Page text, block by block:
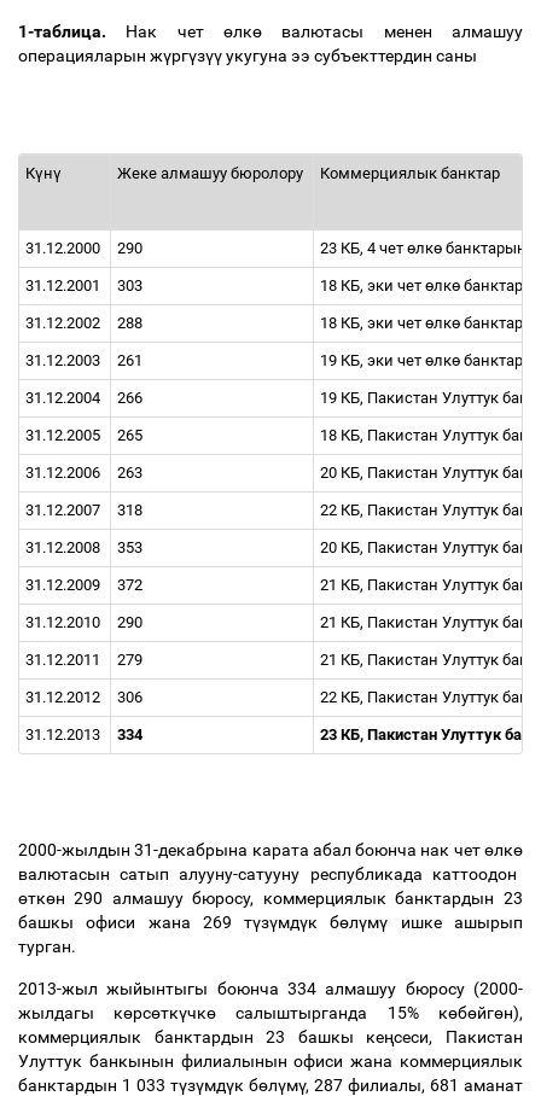
1-таблица. Нак чет өлкө валютасы менен алмашуу
операцияларын жүргүзүүукугуна ээ субъекттердин саны
Күнү Жеке алмашуу бюролору Коммерциялык банктар
31.12.2000 290 23 КБ, 4 чет өлкө
31.12.2001 303 18 КБ, эки чет өлкө
31.12.2002 288 18 КБ, эки чет өлкө
31.12.2003 261 19 КБ, эки чет өлкө
31.12.2004 266 19 КБ, Пакистан Улуттук
31.12.2005 265 18 КБ, Пакистан Улуттук
31.12.2006 263 20 КБ, Пакистан Улуттук
31.12.2007 318 22 КБ, Пакистан Улуттук
31.12.2008 353 20 КБ, Пакистан Улуттук
31.12.2009 372 21 КБ, Пакистан Улуттук
31.12.2010 290 21 КБ, Пакистан Улуттук
31.12.2011 279 21 КБ, Пакистан Улуттук
31.12.2012 306 22 КБ, Пакистан Улуттук
31.12.2013 334 23 КБ, Пакистан Улуттук
2000-жылдын 31-декабрына карата абал боюнча нак четөлкө
валютасын сатып алууну-сатууну республикада каттоодон
өткөн 290 алмашуу бюросу, коммерциялык банктардын 23
башкы офиси жана 269 түзүмдүк бөлүмү ишке ашырып
турган.
2013-жыл жыйынтыгы боюнча 334 алмашуу бюросу (2000-
жылдагы көрсөткүчкө салыштырганда 15% көбөйгөн),
коммерциялык банктардын 23 башкы кеңсеси, Пакистан
Улуттук банкынын филиалынын офиси жана коммерциялык
банктардын 1 033 түзүмдүк бөлүмү, 287 филиалы, 681 аманат